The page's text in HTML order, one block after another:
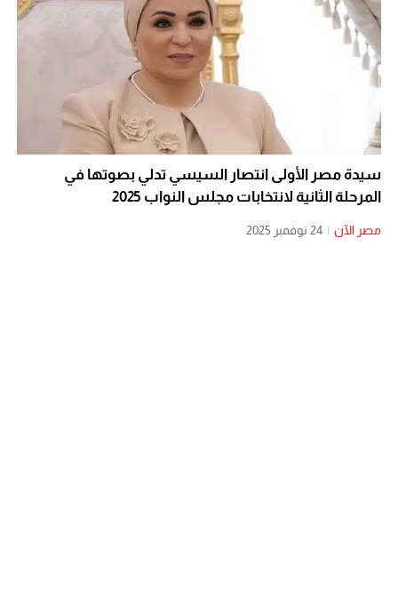
سيدة مصر الأولى انتصار السيسي تدلي بصوتها في
المرحلة الثانية لانتخابات مجلس النواب 2025
مصر الآن | 24 نوفمبر 2025